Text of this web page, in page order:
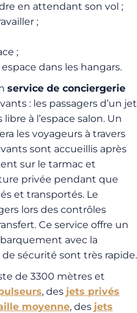
en attendant son vol ;
;
;
dans les hangars.
service de conciergerie
: les passagers d’un jet
à l’espace salon. Un
les voyageurs à travers
sont accueillis après
sur le tarmac et
privée pendant que
et transportés. Le
lors des contrôles
Ce service offre un
avec la
de sécurité sont très rapide.
de 3300 mètres et
, des jets privés
moyenne, des jets